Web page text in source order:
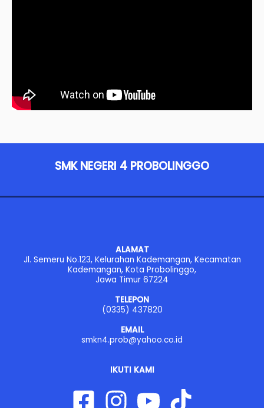
SMK NEGERI 4 PROBOLINGGO
ALAMAT
Jl. Semeru No.123, Kelurahan Kademangan, Kecamatan
Kademangan, Kota Probolinggo,
Jawa Timur 67224
TELEPON
(0335) 437820
EMAIL
smkn4.prob@yahoo.co.id
IKUTI KAMI